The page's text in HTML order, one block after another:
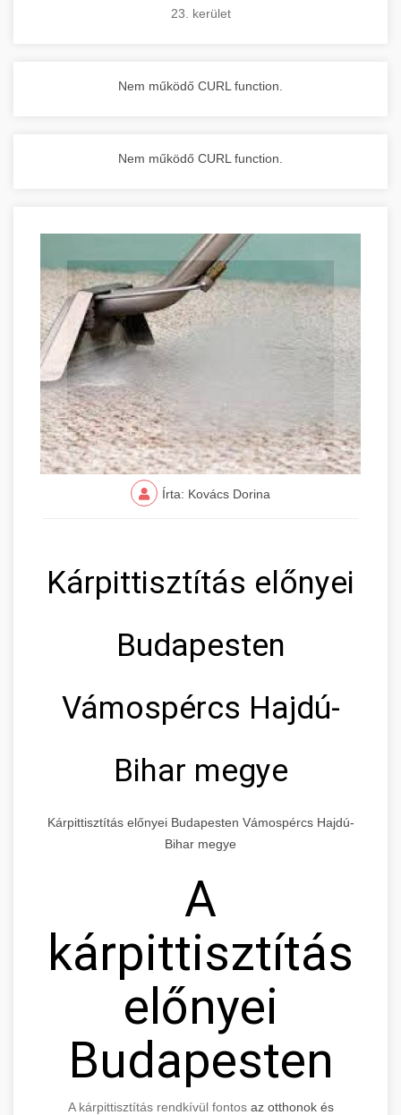
23. kerület
Nem működő CURL function.
Nem működő CURL function.
Írta: Kovács Dorina
Kárpittisztítás előnyei
Budapesten
Vámospércs Hajdú-
Bihar megye
Kárpittisztítás előnyei Budapesten Vámospércs Hajdú-
Bihar megye
A
kárpittisztítás
előnyei
Budapesten
A kárpittisztítás rendkívül fontosaz otthonok és